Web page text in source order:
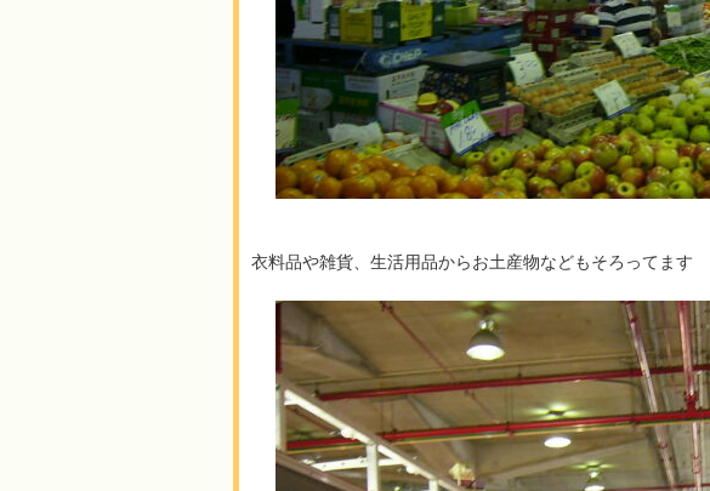
衣料品や雑貨、生活用品からお土産物などもそろってます